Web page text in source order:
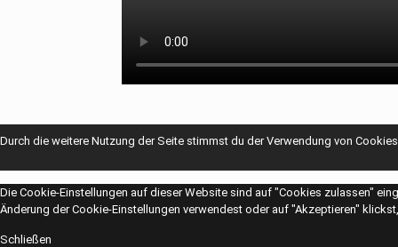
Durch die weitere Nutzung der Seite stimmst du der Verwendung von
Die Cookie-Einstellungen auf dieser Website sind auf "Cookies zulassen"
Änderung der Cookie-Einstellungen verwendest oder auf "Akzeptieren"
Schließen